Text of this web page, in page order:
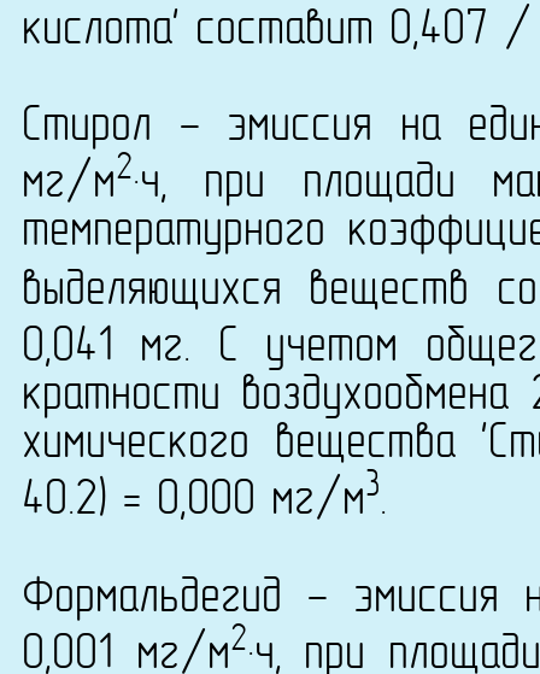
кислота' составит 0,407
Стирол - эмиссия на
мг/м2·ч, при площади
температурного
выделяющихся веществ
0,041 мг. С учетом
кратности
химического вещества
40.2) = 0,000 мг/м3.
Формальдегид - эмиссия
0,001 мг/м2·ч, при